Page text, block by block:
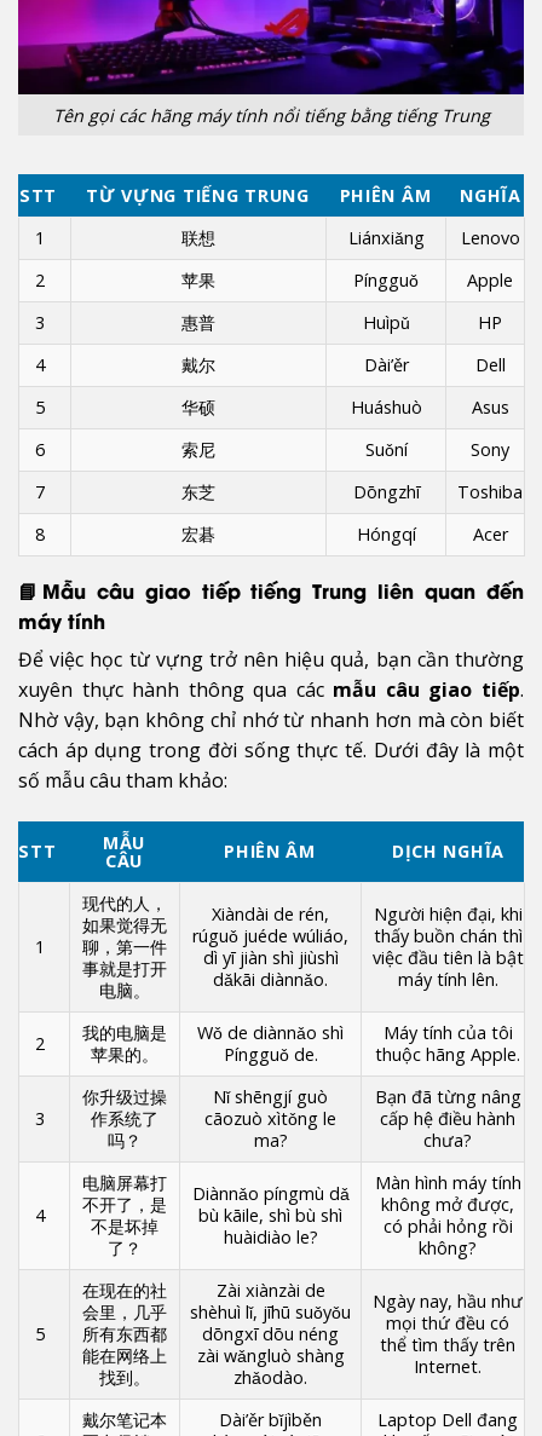
Tên gọi các hãng máy tính nổi tiếng bằng tiếng Trung
STT TỪ VỰNG TIẾNG TRUNG PHIÊN ÂM
NGHĨA
1
联想 Liánxiǎng
Lenovo
2
苹果 Píngguǒ
Apple
3
惠普 Huìpǔ
HP
4
戴尔 Dài’ěr
Dell
5
华硕 Huáshuò
Asus
6
索尼 Suǒní
Sony
7
东芝 Dōngzhī
Toshiba
8
宏碁 Hóngqí Acer
📘Mẫu câu giao tiếp tiếng Trung liên quan đến
máy tính
Để việc học từ vựng trở nên hiệu quả, bạn cần thường
xuyên thực hành thông qua các mẫu câu giao tiếp.
Nhờ vậy, bạn không chỉ nhớ từ nhanh hơn mà còn biết
cách áp dụng trong đời sống thực tế. Dưới đây là một
số mẫu câu tham khảo:
STT MẪU
CÂU PHIÊN ÂM DỊCH NGHĨA
1
现代的人，
如果觉得无
聊，第一件
事就是打开
电脑。
Xiàndài de rén,
rúguǒ juéde wúliáo,
dì yī jiàn shì jiùshì
dǎkāi diànnǎo.
Người hiện đại, khi
thấy buồn chán thì
việc đầu tiên là bật
máy tính lên.
2
我的电脑是
苹果的。
Wǒ de diànnǎo shì
Píngguǒ de.
Máy tính của tôi
thuộc hãng Apple.
3
你升级过操
作系统了
吗？
Nǐ shēngjí guò
cāozuò xìtǒng le
ma?
Bạn đã từng nâng
cấp hệ điều hành
chưa?
4
电脑屏幕打
不开了，是
不是坏掉
了？
Diànnǎo píngmù dǎ
bù kāile, shì bù shì
huàidiào le?
Màn hình máy tính
không mở được,
có phải hỏng rồi
không?
5
在现在的社
会里，几乎
所有东西都
能在网络上
找到。
Zài xiànzài de
shèhuì lǐ, jīhū suǒyǒu
dōngxī dōu néng
zài wǎngluò shàng
zhǎodào.
Ngày nay, hầu như
mọi thứ đều có
thể tìm thấy trên
Internet.
戴尔笔记本
Dài’ěr bǐjìběn
Laptop Dell đang